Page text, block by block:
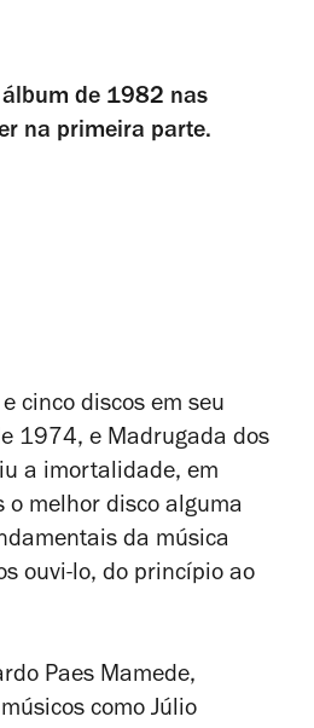
de 1982 nas
na primeira parte.
cinco discos em seu
1974, e Madrugada dos
a imortalidade, em
melhor disco alguma
da música
ouvi-lo, do princípio ao
Paes Mamede,
como Júlio